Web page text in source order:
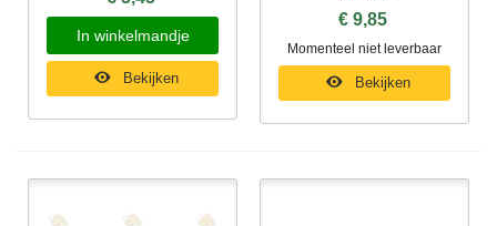
In winkelmandje
Bekijken
€ 9,85
Momenteel niet leverbaar
Bekijken